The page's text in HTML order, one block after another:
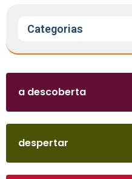
Categorias
a descoberta
despertar